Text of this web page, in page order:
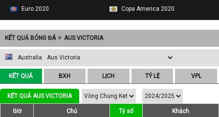
Euro 2020
Copa America 2020
KẾT QUẢ BÓNG ĐÁ AUS VICTORIA
Australia
KẾT QUẢ BXH LỊCH TỶ LỆ VPL
KẾT QUẢ AUS VICTORIA
Giờ Chủ Tỷ số Khách